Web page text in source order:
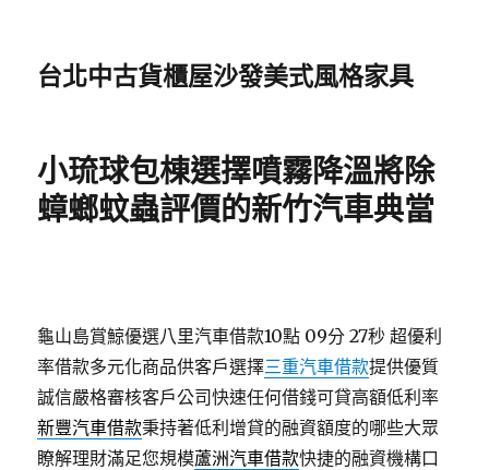
台北中古貨櫃屋沙發美式風格家具
小琉球包棟選擇噴霧降溫將除
蟑螂蚊蟲評價的新竹汽車典當
龜山島賞鯨優選八里汽車借款10點 09分 27秒 超優利
率借款多元化商品供客戶選擇三重汽車借款提供優質
誠信嚴格審核客戶公司快速任何借錢可貸高額低利率
新豐汽車借款秉持著低利增貸的融資額度的哪些大眾
瞭解理財滿足您規模蘆洲汽車借款快捷的融資機構口